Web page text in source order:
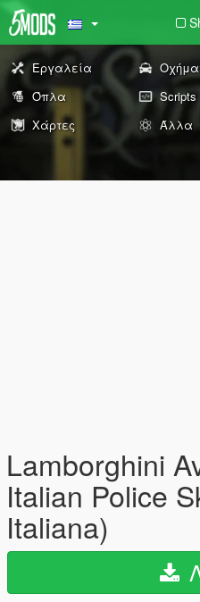
Εργαλεία
Όπλα
Scripts
Χάρτες
Άλλα
Lamborghini
Italian Police
Italiana)